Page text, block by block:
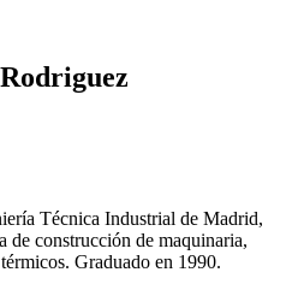
Técnica Industrial de Madrid,
de construcción de maquinaria,
Graduado en 1990.